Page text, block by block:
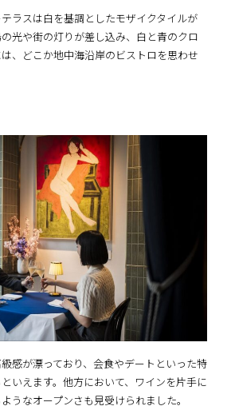
ラスは白を基調としたモザイクタイルが
光や街の灯りが差し込み、白と青のクロ
、どこか地中海沿岸のビストロを思わせ
感が漂っており、会食やデートといった特
いえます。他方において、ワインを片手に
うなオープンさも見受けられました。